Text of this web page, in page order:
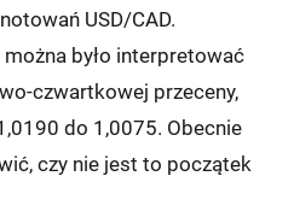
USD/CAD.
było interpretować
czwartkowej przeceny,
do 1,0075. Obecnie
czy nie jest to początek